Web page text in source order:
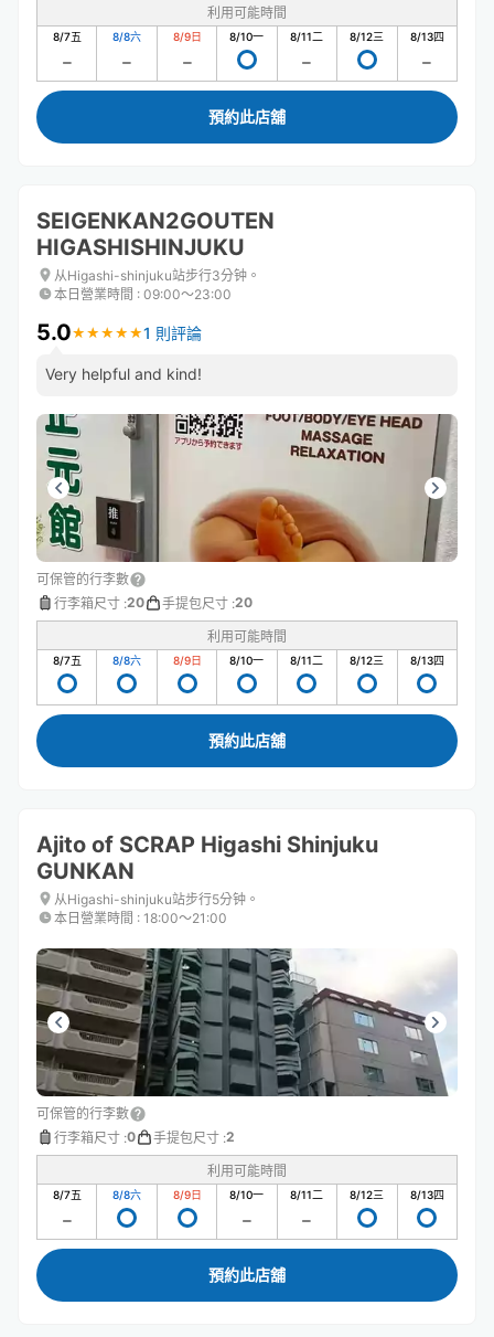
利用可能時間
8/7五 8/8六 8/9日 8/10一 8/11二 8/12三 8/13四
預約此店舖
SEIGENKAN2GOUTEN
HIGASHISHINJUKU
从Higashi-shinjuku站步行3分钟。
本日營業時間 : 09:00〜23:00
5.0★ ★ ★ ★ ★
★ ★ ★ ★ ★1 則評論
Very helpful and kind!
可保管的行李數
行李箱尺寸 :20 手提包尺寸 :20
利用可能時間
8/7五 8/8六 8/9日 8/10一 8/11二 8/12三 8/13四
預約此店舖
Ajito of SCRAP Higashi Shinjuku
GUNKAN
从Higashi-shinjuku站步行5分钟。
本日營業時間 : 18:00〜21:00
可保管的行李數
行李箱尺寸 :0 手提包尺寸 :2
利用可能時間
8/7五 8/8六 8/9日 8/10一 8/11二 8/12三 8/13四
預約此店舖